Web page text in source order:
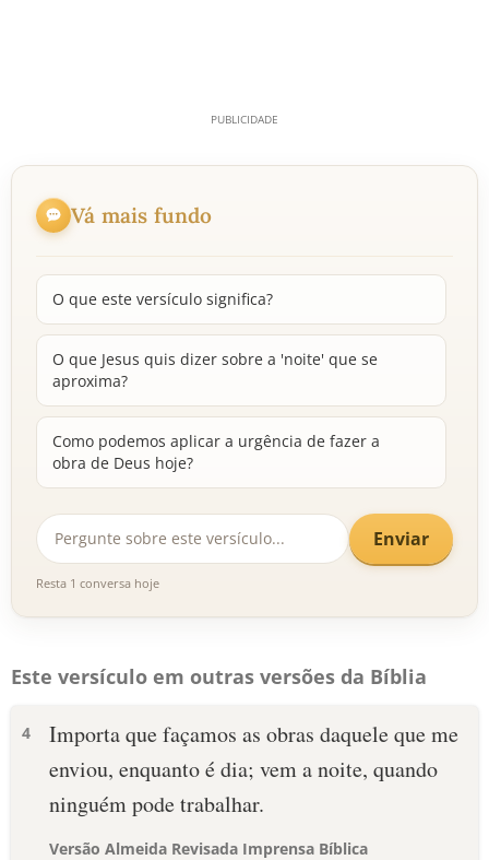
Vá mais fundo
O que este versículo significa?
O que Jesus quis dizer sobre a 'noite' que se
aproxima?
Como podemos aplicar a urgência de fazer a
obra de Deus hoje?
Enviar
Resta 1 conversa hoje
Este versículo em outras versões da Bíblia
4
Importa que façamos as obras daquele que me
enviou, enquanto é dia; vem a noite, quando
ninguém pode trabalhar.
Versão Almeida Revisada Imprensa Bíblica